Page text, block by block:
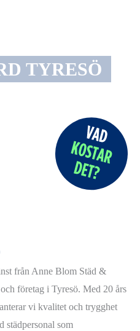
TYRESÖ
från Anne Blom Städ &
företag i Tyresö. Med 20 års
vi kvalitet och trygghet
städpersonal som